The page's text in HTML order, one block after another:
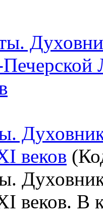
веков
веков. В